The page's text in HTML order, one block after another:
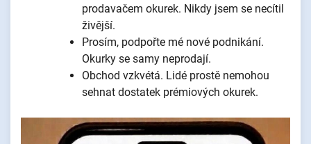
prodavačem okurek. Nikdy jsem se necítil
živější.
Prosím, podpořte mé nové podnikání.
Okurky se samy neprodají.
Obchod vzkvétá. Lidé prostě nemohou
sehnat dostatek prémiových okurek.